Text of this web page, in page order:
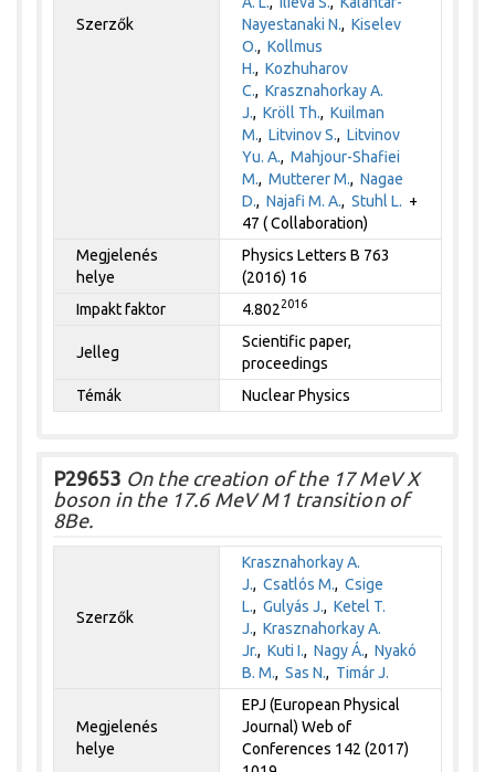
Szerzők
Nayestanaki N., Kiselev
O., Kollmus
H., Kozhuharov
C., Krasznahorkay A.
J., Kröll Th., Kuilman
M., Litvinov S., Litvinov
Yu. A., Mahjour-Shafiei
M., Mutterer M., Nagae
D., Najafi M. A., Stuhl L. +
47 ( Collaboration)
Megjelenés
helye
Physics Letters B 763
(2016) 16
Impakt faktor
4.8022016
Jelleg
Scientific paper,
proceedings
Témák
Nuclear Physics
P29653 On the creation of the 17 MeV X
boson in the 17.6 MeV M1 transition of
8Be.
Szerzők
Krasznahorkay A.
J., Csatlós M., Csige
L., Gulyás J., Ketel T.
J., Krasznahorkay A.
Jr., Kuti I., Nagy Á., Nyakó
B. M., Sas N., Timár J.
Megjelenés
helye
EPJ (European Physical
Journal) Web of
Conferences 142 (2017)